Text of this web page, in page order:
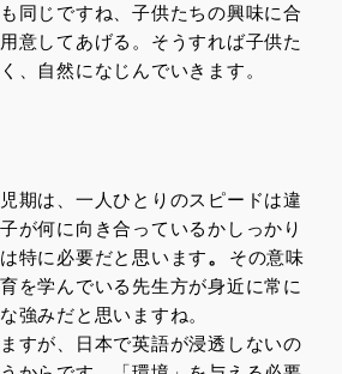
同じですね、子供たちの興味に合
意してあげる。そうすれば子供た
、自然になじんでいきます。
期は、一人ひとりのスピードは違
が何に向き合っているかしっかり
特に必要だと思います。 その意味
を学んでいる先生方が身近に常に
強みだと思いますね。
すが、日本で英語が浸透しないの